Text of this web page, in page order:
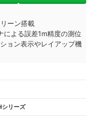
ーン搭載
による誤差1m精度の測位
ョン表示やレイアップ機
シリーズ